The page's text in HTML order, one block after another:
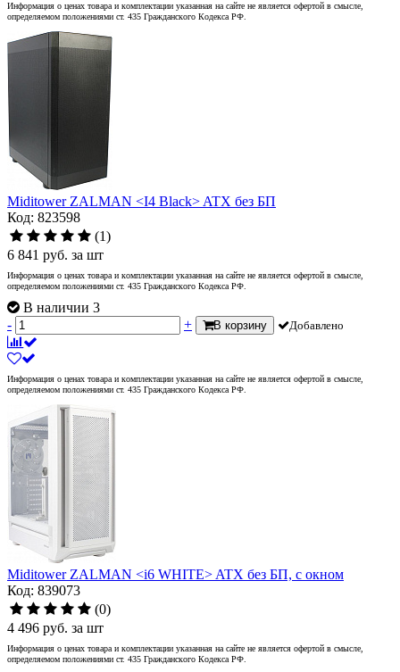
Информация о ценах товара и комплектации указанная на сайте не является офертой в смысле,
определяемом положениями ст. 435 Гражданского Кодекса РФ.
Miditower ZALMAN <I4 Black> ATX без БП
Код: 823598
(1)
6 841 руб. за шт
Информация о ценах товара и комплектации указанная на сайте не является офертой в смысле,
определяемом положениями ст. 435 Гражданского Кодекса РФ.
В наличии 3
-
+ В корзину Добавлено
Информация о ценах товара и комплектации указанная на сайте не является офертой в смысле,
определяемом положениями ст. 435 Гражданского Кодекса РФ.
Miditower ZALMAN <i6 WHITE> ATX без БП, с окном
Код: 839073
(0)
4 496 руб. за шт
Информация о ценах товара и комплектации указанная на сайте не является офертой в смысле,
определяемом положениями ст. 435 Гражданского Кодекса РФ.